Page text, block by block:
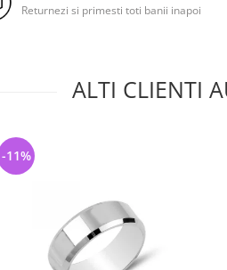
Returnezi si primesti toti banii inapoi
ALTI CLIENTI
-11%